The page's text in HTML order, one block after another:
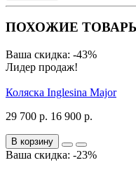
ПОХОЖИЕ
Ваша скидка: -43%
Лидер продаж!
Коляска Inglesina Major
29 700 р. 16 900 р.
В корзину
Ваша скидка: -23%